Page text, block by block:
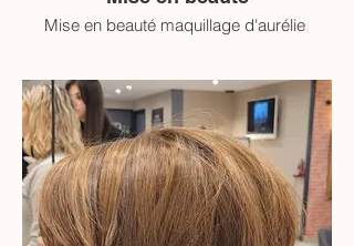
Mise en beauté maquillage d'aurélie